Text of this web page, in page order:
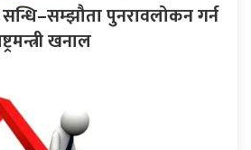
पुनरावलोकन गर्न
खनाल